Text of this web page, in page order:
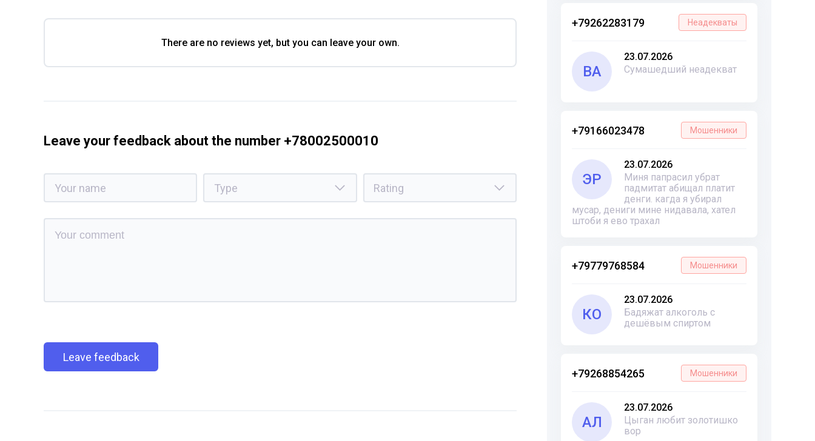
+79262283179 Неадекваты
ВА
23.07.2026
Сумашедший неадекват
+79166023478 Мошенники
ЭР
23.07.2026
Миня папрасил убрат
падмитат абищал платит
денги. кагда я убирал
мусар, дениги мине нидавала, хател
штоби я ево трахал
+79779768584 Мошенники
КО
23.07.2026
Бадяжат алкоголь с
дешёвым спиртом
+79268854265 Мошенники
АЛ
23.07.2026
Цыган любит золотишко
вор
There are no reviews yet, but you can leave your own.
Leave your feedback about the number +78002500010
Leave feedback